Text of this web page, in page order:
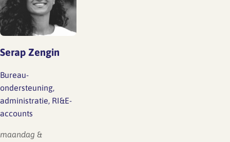
Serap Zengin
Bureau-
ondersteuning,
administratie, RI&E-
accounts
maandag &